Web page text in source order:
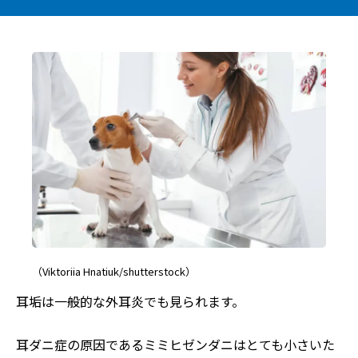
（Viktoriia Hnatiuk/shutterstock）
耳垢は一般的な外耳炎でも見られます。
耳ダニ症の原因であるミミヒゼンダニはとても小さいた